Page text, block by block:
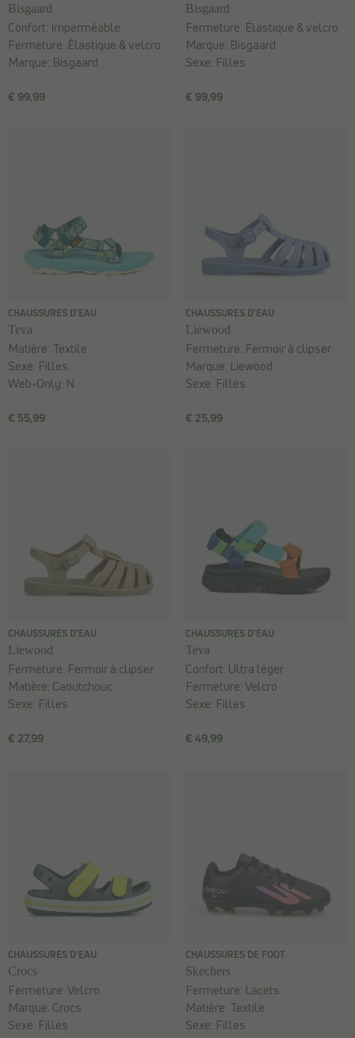
Bisgaard
€ 99,99
Confort: Imperméable
Fermeture: Élastique & velcro
Marque: Bisgaard
Bisgaard
€ 99,99
Fermeture: Élastique & velcro
Marque: Bisgaard
Sexe: Filles
CHAUSSURES D'EAU
Teva
€ 55,99
Matière: Textile
Sexe: Filles
Web-Only: N
CHAUSSURES D'EAU
Liewood
€ 25,99
Fermeture: Fermoir à clipser
Marque: Liewood
Sexe: Filles
CHAUSSURES D'EAU
Liewood
€ 27,99
Fermeture: Fermoir à clipser
Matière: Caoutchouc
Sexe: Filles
CHAUSSURES D'EAU
Teva
€ 49,99
Confort: Ultra léger
Fermeture:Velcro
Sexe: Filles
CHAUSSURES D'EAU
Crocs
Fermeture:Velcro
Marque: Crocs
Sexe: Filles
CHAUSSURES DE FOOT
Skechers
Fermeture: Lacets
Matière: Textile
Sexe: Filles